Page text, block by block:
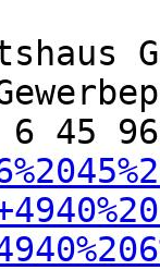
6 45